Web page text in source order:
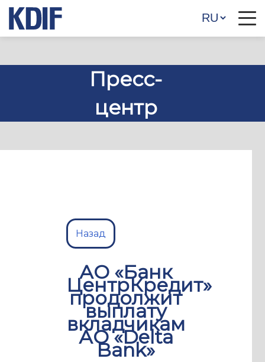
Пресс-
центр
Назад
АО «Банк
ЦентрКредит»
продолжит
выплату
вкладчикам
АО «Delta
Bank»